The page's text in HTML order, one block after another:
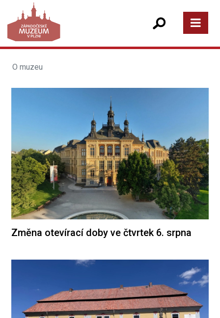
O muzeu
Změna otevírací doby ve čtvrtek 6. srpna